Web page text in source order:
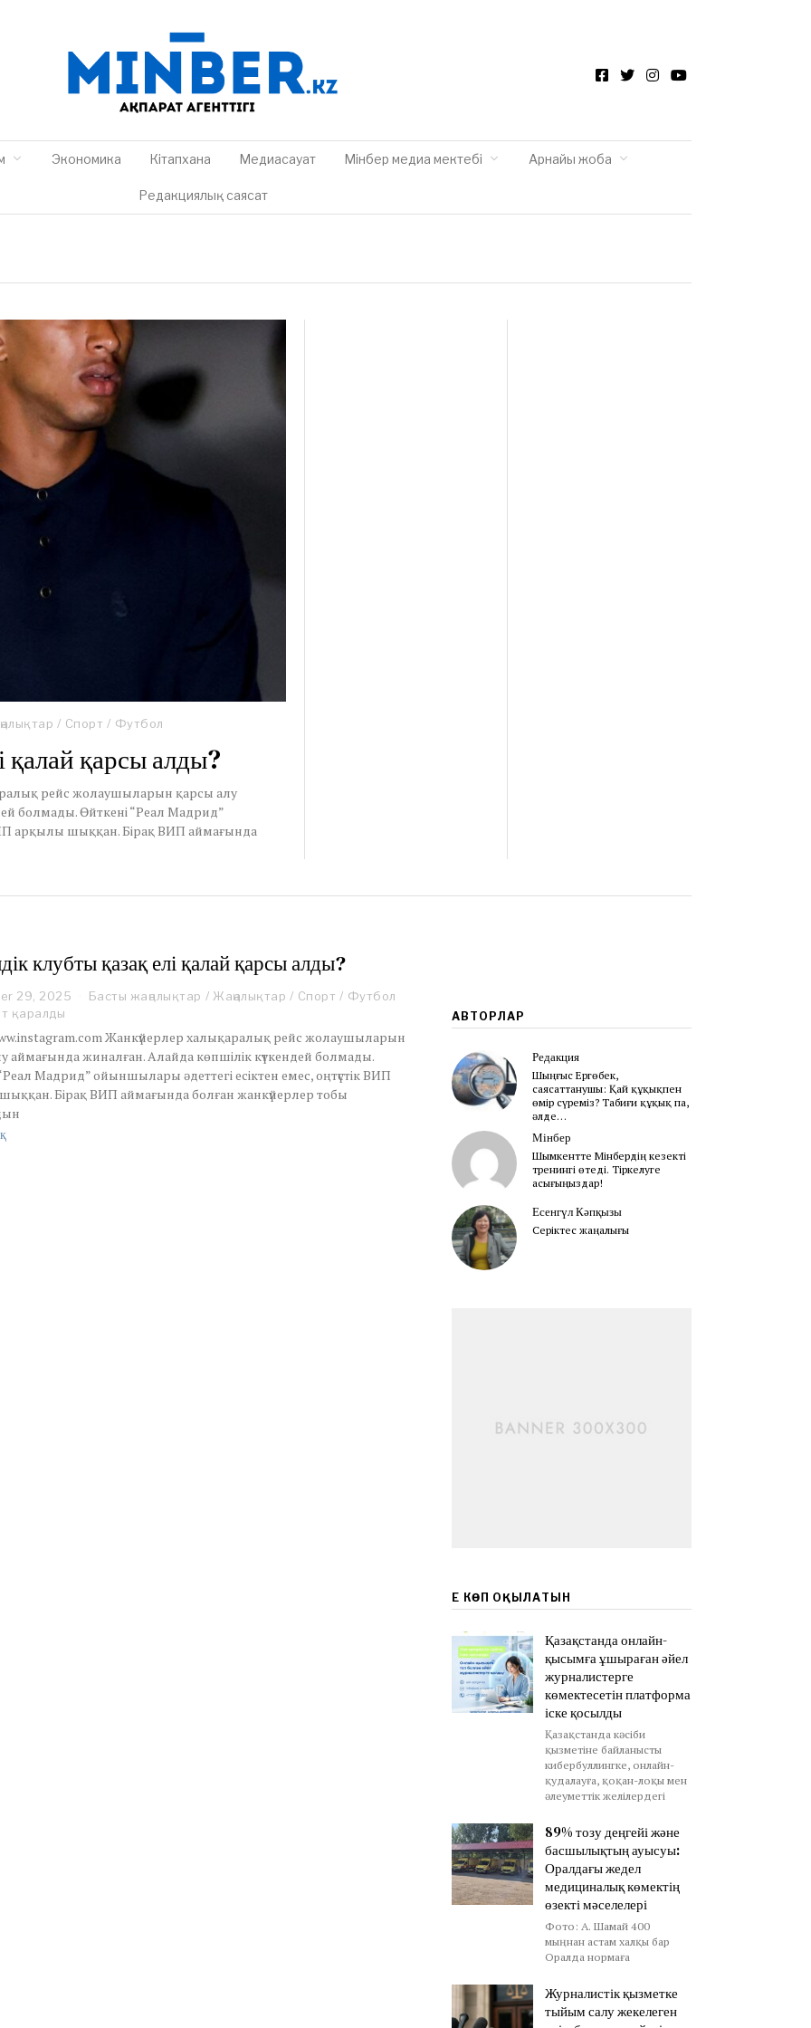
Экономика Кітапхана Медиасауат Мінбер медиа мектебі Арнайы жоба
Редакциялық саясат
/ Спорт / Футбол
қалай қарсы алды?
рейс жолаушыларын қарсы алу
болмады. Өйткені “Реал Мадрид”
арқылы шыққан. Бірақ ВИП аймағында
клубты қазақ елі қалай қарсы алды?
29, 2025
t
e
m
b
Басты жаңалықтар / Жаңалықтар / Спорт / Футбол
қаралды
Жанкүйерлер халықаралық рейс жолаушыларын
аймағында жиналған. Алайда көпшілік күткендей болмады.
Мадрид” ойыншылары әдеттегі есіктен емес, оңтүстік ВИП
Бірақ ВИП аймағында болған жанкүйерлер тобы
АВТОРЛАР
Редакция
Шыңғыс Ергөбек,
cаясаттанушы: Қай құқықпен
өмір сүреміз? Табиғи құқық па,
әлде…
Мінбер
Шымкентте Мінбердің кезекті
тренингі өтеді. Тіркелуге
асығыңыздар!
Есенгүл Кәпқызы
Серіктес жаңалығы
ЕҢ КӨП ОҚЫЛАТЫН
Қазақстанда онлайн-
қысымға ұшыраған әйел
журналистерге
көмектесетін платформа
іске қосылды
Қазақстанда кәсіби
қызметіне байланысты
кибербуллингке, онлайн-
қудалауға, қоқан-лоқы мен
әлеуметтік желілердегі
89% тозу деңгейі және
басшылықтың ауысуы:
Оралдағы жедел
медициналық көмектің
өзекті мәселелері
Фото: А. Шамай 400
мыңнан астам халқы бар
Оралда нормаға
Журналистік қызметке
тыйым салу жекелеген